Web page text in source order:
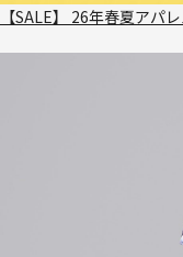
【SALE】 26年春夏アパ